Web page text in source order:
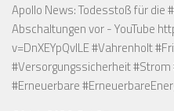
Apollo News: Todesstoß für die
Abschaltungen vor - YouTube
v=DnXEYpQvILE#Vahrenholt
#Versorgungssicherheit #Strom
#Erneuerbare